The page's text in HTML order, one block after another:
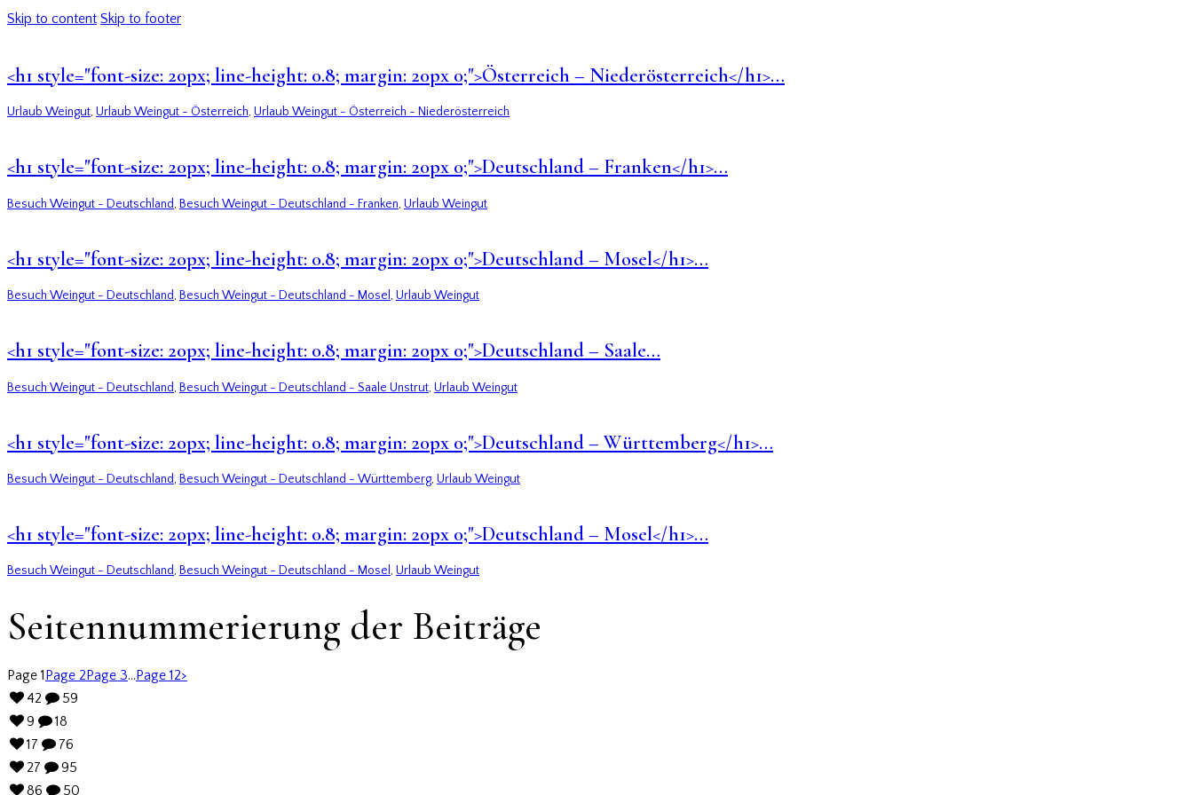
Skip to content Skip to footer
<h1 style="font-size: 20px; line-height: 0.8; margin: 20px 0;">Österreich – Niederösterreich</h1>…
Urlaub Weingut, Urlaub Weingut - Österreich, Urlaub Weingut - Österreich - Niederösterreich
<h1 style="font-size: 20px; line-height: 0.8; margin: 20px 0;">Deutschland – Franken</h1>…
Besuch Weingut - Deutschland, Besuch Weingut - Deutschland - Franken, Urlaub Weingut
<h1 style="font-size: 20px; line-height: 0.8; margin: 20px 0;">Deutschland – Mosel</h1>…
Besuch Weingut - Deutschland, Besuch Weingut - Deutschland - Mosel , Urlaub Weingut
<h1 style="font-size: 20px; line-height: 0.8; margin: 20px 0;">Deutschland – Saale…
Besuch Weingut - Deutschland, Besuch Weingut - Deutschland - Saale Unstrut, Urlaub Weingut
<h1 style="font-size: 20px; line-height: 0.8; margin: 20px 0;">Deutschland – Württemberg</h1>…
Besuch Weingut - Deutschland, Besuch Weingut - Deutschland - Württemberg, Urlaub Weingut
<h1 style="font-size: 20px; line-height: 0.8; margin: 20px 0;">Deutschland – Mosel</h1>…
Besuch Weingut - Deutschland, Besuch Weingut - Deutschland - Mosel, Urlaub Weingut
Seitennummerierung der Beiträge
Page 1 Page 2 Page 3… Page 12>
42
59
9
18
17
76
27
95
86
50